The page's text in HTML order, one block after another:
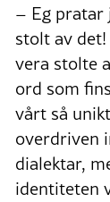
– Eg pratar
stolt av
vera stolte
ord som
vårt så
overdriven
dialektar,
identiteten